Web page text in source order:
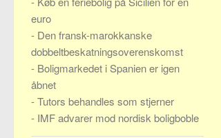
euro
- Den fransk-marokkanske
dobbeltbeskatningsoverenskomst
- Boligmarkedet i Spanien er igen
åbnet
-Tutors behandles som stjerner
- IMF advarer mod nordisk boligboble